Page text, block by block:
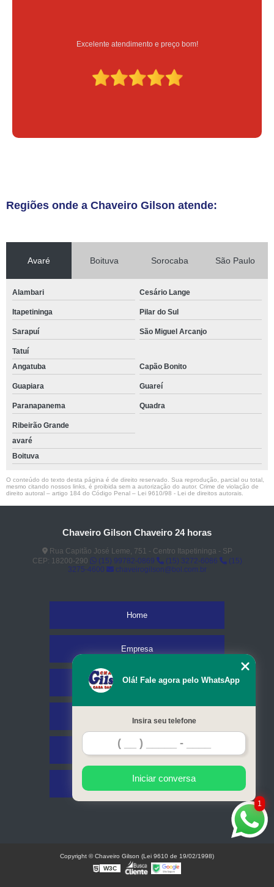
Serviço feito na hora e de
Regiões onde a Chaveiro Gilson atende:
Avaré Boituva Sorocaba São Paulo
Alambari Cesário Lange
Itapetininga Pilar do Sul
Sarapuí São Miguel Arcanjo
Tatuí
Angatuba
Capão Bonito
Guapiara Guareí
Paranapanema Quadra
Ribeirão Grande
avaré
Boituva
O conteúdo do texto desta página é de direito reservado. Sua reprodução, parcial ou total,
mesmo citando nossos links, é proibida sem a autorização do autor. Crime de violação de
direito autoral – artigo 184 do Código Penal – Lei 9610/98 - Lei de direitos autorais
Chaveiro Gilson Chaveiro 24 horas
Rua Capitão José Leme, 751 - Centro Itapetininga - SP
CEP: 18200-290
(15) 99782-0869 (15) 3272-6086
(15)
3275-4600
chaveirogilson@bol.com.br
Home
Empresa
Missão
Serviços
Contato
Mapa do site
1
Olá! Fale agora pelo WhatsApp
Insira seu telefone
Iniciar conversa
Copyright © Chaveiro Gilson (Lei 9610 de 19/02/1998)
W3C